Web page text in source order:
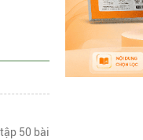
50 bài